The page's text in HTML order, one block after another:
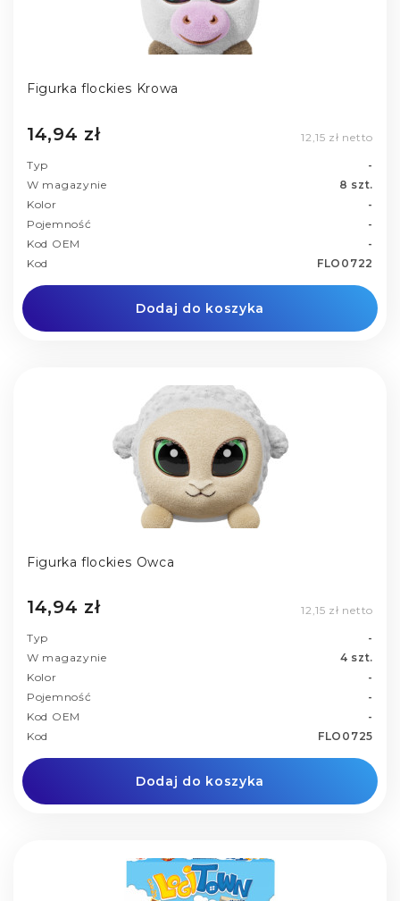
Figurka flockies Krowa
14,94 zł 12,15 zł netto
Typ
-
W magazynie
8 szt.
Kolor
-
Pojemność
-
Kod OEM
-
Kod
FLO0722
Dodaj do koszyka
Figurka flockies Owca
14,94 zł 12,15 zł netto
Typ
-
W magazynie
4 szt.
Kolor
-
Pojemność
-
Kod OEM
-
Kod
FLO0725
Dodaj do koszyka